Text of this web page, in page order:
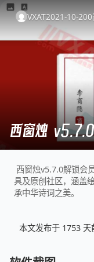
VXAT2021-10-200
西窗烛
西窗烛v5.7.0解锁会
具及原创社区，涵盖
承中华诗词之美。
本文发布于 1753 天